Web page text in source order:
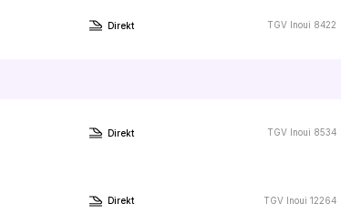
Direkt TGV Inoui 8422
Direkt TGV Inoui 8534
Direkt TGV Inoui 12264